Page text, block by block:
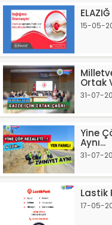
15-05-
Ortak
31-07-
Yine
Aynı...
31-07-
Lastik
17-05-